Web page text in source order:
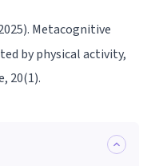
Metacognitive
by physical activity,
20(1).